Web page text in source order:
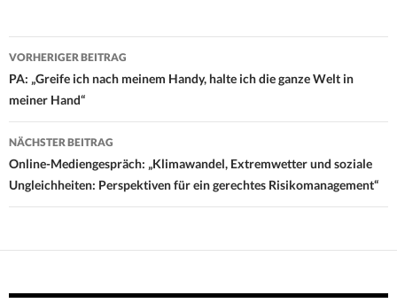
Beitrags-
Navigation
VORHERIGER BEITRAG
PA: „Greife ich nach meinem Handy, halte ich die ganze Welt in
meiner Hand“
NÄCHSTER BEITRAG
Online-Mediengespräch: „Klimawandel, Extremwetter und soziale
Ungleichheiten: Perspektiven für ein gerechtes Risikomanagement“